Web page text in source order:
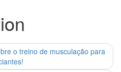
o treino de musculação para